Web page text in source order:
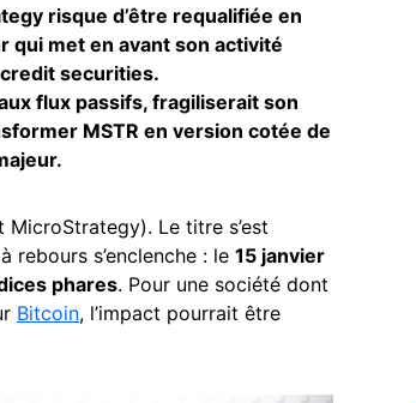
risque d’être requalifiée en
qui met en avant son activité
securities.
flux passifs, fragiliserait son
MSTR en version cotée de
MicroStrategy). Le titre s’est
rebours s’enclenche : le 15 janvier
phares. Pour une société dont
Bitcoin, l’impact pourrait être